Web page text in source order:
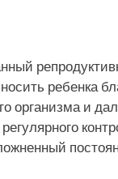
ребенка
организма и